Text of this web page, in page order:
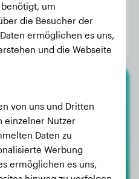
2 Jahre, 9 Monate
Hündinn
um
die Besucher der
ermöglichen es uns,
und die Webseite
von uns und Dritten
einzelner Nutzer
Daten zu
Werbung
ermöglichen es uns,